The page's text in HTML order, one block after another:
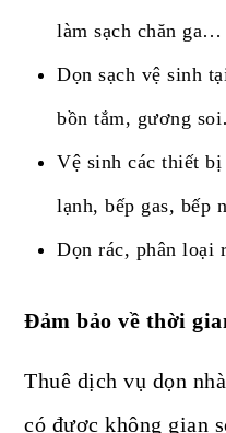
làm sạch chăn ga…
Dọn sạch vệ sinh
bồn tắm, gương
Vệ sinh các thiết
lạnh, bếp gas, bếp
Dọn rác, phân loại
Đảm bảo về thời
Thuê dịch vụ dọn
có được không gian